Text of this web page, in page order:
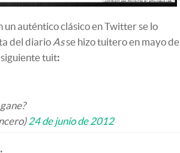
auténtico clásico en Twitter se lo
del diario Asse hizo tuitero en mayo de
tuit:
24 de junio de 2012